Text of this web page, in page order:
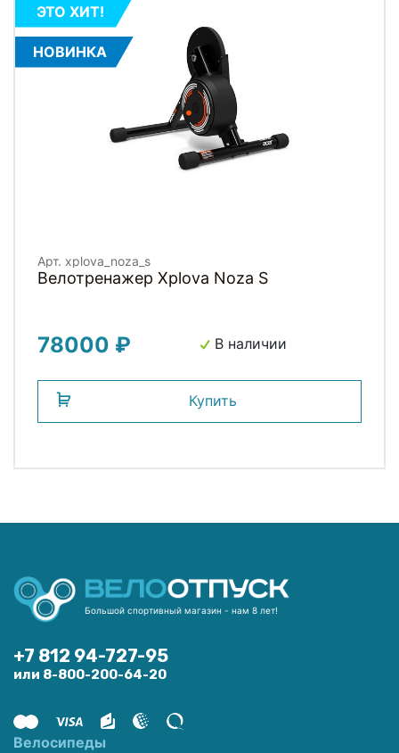
ЭТО ХИТ!
НОВИНКА
Арт. xplova_noza_s
Велотренажер Xplova Noza S
78000 ₽ В наличии
Купить
Большой спортивный магазин - нам 8 лет!
+7 812 94-727-95
или 8-800-200-64-20
Велосипеды